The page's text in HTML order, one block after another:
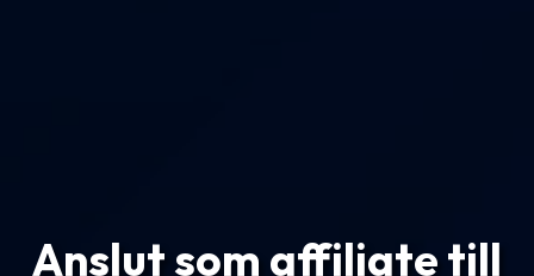
Anslut som affiliate till